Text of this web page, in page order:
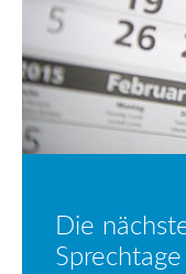
Die
Sprechtage